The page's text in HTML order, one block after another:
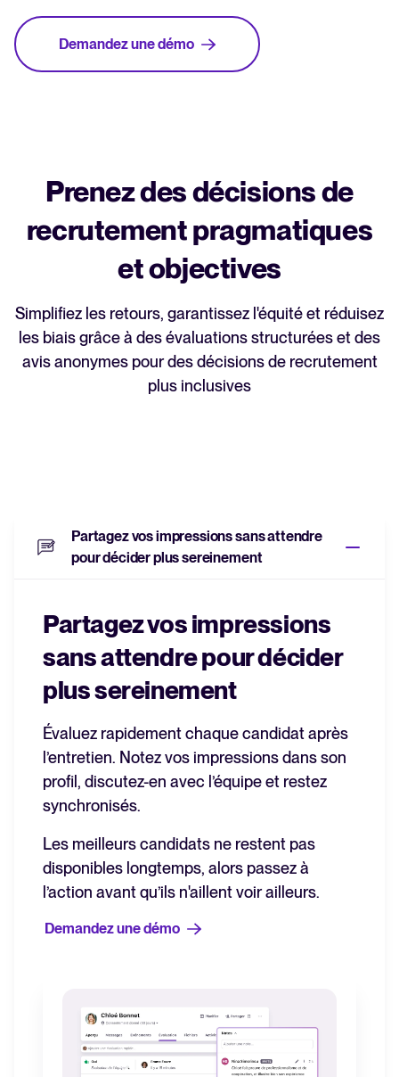
Demandez une démo
Prenez des décisions de
recrutement pragmatiques
et objectives
Simplifiez les retours, garantissez l'équité et réduisez
les biais grâce à des évaluations structurées et des
avis anonymes pour des décisions de recrutement
plus inclusives
Partagez vos impressions sans attendre
pour décider plus sereinement
Partagez vos impressions
sans attendre pour décider
plus sereinement
Évaluez rapidement chaque candidat après
l’entretien. Notez vos impressions dans son
profil, discutez-en avec l’équipe et restez
synchronisés.
Les meilleurs candidats ne restent pas
disponibles longtemps, alors passez à
l’action avant qu’ils n'aillent voir ailleurs.
Demandez une démo